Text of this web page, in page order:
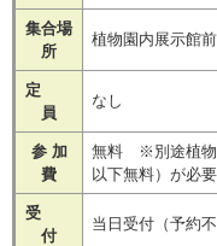
集合場
所
植物園内展示館前
定
員
なし
参 加
費
無料 ※別途植物
以下無料）が必要
受
付
当日受付（予約不